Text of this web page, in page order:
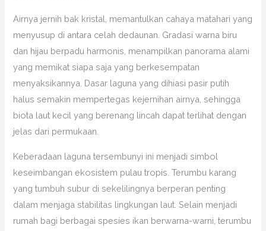
Airnya jernih bak kristal, memantulkan cahaya matahari yang
menyusup di antara celah dedaunan. Gradasi warna biru
dan hijau berpadu harmonis, menampilkan panorama alami
yang memikat siapa saja yang berkesempatan
menyaksikannya. Dasar laguna yang dihiasi pasir putih
halus semakin mempertegas kejernihan airnya, sehingga
biota laut kecil yang berenang lincah dapat terlihat dengan
jelas dari permukaan.
Keberadaan laguna tersembunyi ini menjadi simbol
keseimbangan ekosistem pulau tropis. Terumbu karang
yang tumbuh subur di sekelilingnya berperan penting
dalam menjaga stabilitas lingkungan laut. Selain menjadi
rumah bagi berbagai spesies ikan berwarna-warni, terumbu